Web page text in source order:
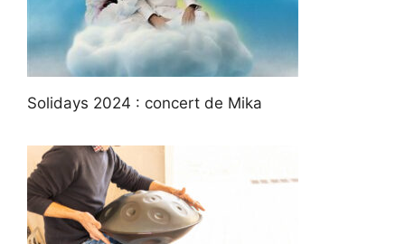
Solidays 2024 : concert de Mika